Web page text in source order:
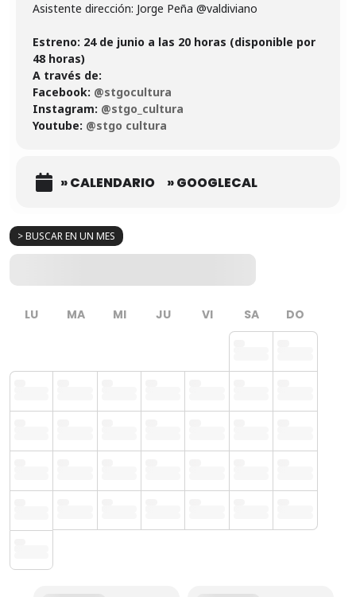
> BUSCAR EN UN MES
LU MA MI JU VI SA DO
Asistente dirección: Jorge Peña @valdiviano
Estreno: 24 de junio a las 20 horas (disponible por
48 horas)
A través de:
Facebook: @stgocultura
Instagram: @stgo_cultura
Youtube: @stgo cultura
» CALENDARIO » GOOGLECAL